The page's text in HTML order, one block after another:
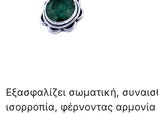
Εξασφαλίζει σωματική,
ισορροπία, φέρνοντας